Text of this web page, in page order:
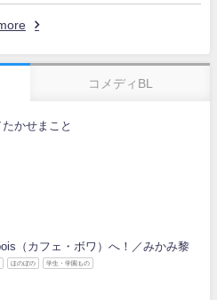
コメディBL
かせまこと
（カフェ・ボワ）へ！／みかみ黎
ほのぼの 学生・学園もの